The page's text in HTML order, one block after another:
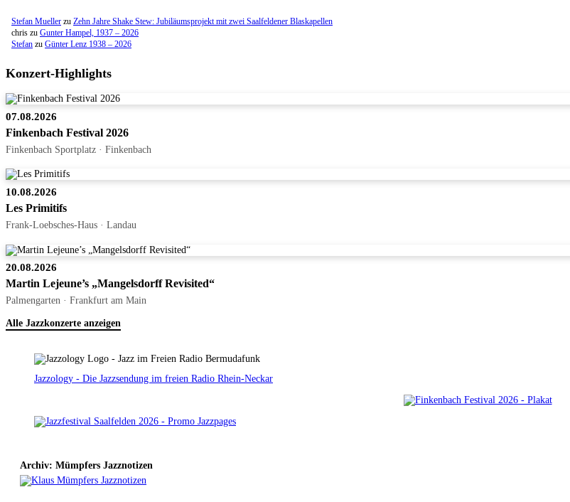
Stefan Mueller zu Zehn Jahre Shake Stew: Jubiläumsprojekt mit zwei Saalfeldener Blaskapellen
chris zu Gunter Hampel, 1937 – 2026
Stefan zu Günter Lenz 1938 – 2026
Konzert-Highlights
07.08.2026
Finkenbach Festival 2026
Finkenbach Sportplatz · Finkenbach
10.08.2026
Les Primitifs
Frank-Loebsches-Haus · Landau
20.08.2026
Martin Lejeune’s „Mangelsdorff Revisited“
Palmengarten · Frankfurt am Main
Alle Jazzkonzerte anzeigen
Jazzology - Die Jazzsendung im freien Radio Rhein-Neckar
Archiv: Mümpfers Jazznotizen